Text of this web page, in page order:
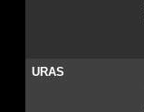
URAS